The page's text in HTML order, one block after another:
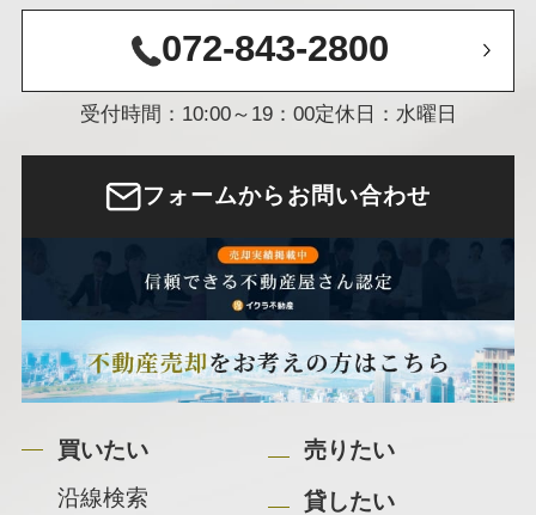
072-843-2800
受付時間：10:00～19：00定休日：水曜日
フォームからお問い合わせ
買いたい
沿線検索
売りたい
貸したい